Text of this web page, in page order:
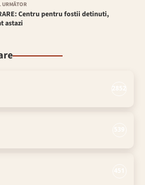
URMĂTOR
Centru pentru fostii detinuti,
astazi